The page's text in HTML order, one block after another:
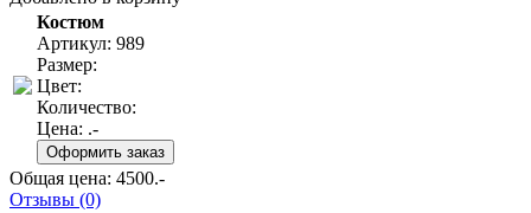
Костюм
Артикул: 989
Размер:
Цвет:
Количество:
Цена: .-
Общая цена: 4500.-
Отзывы (0)